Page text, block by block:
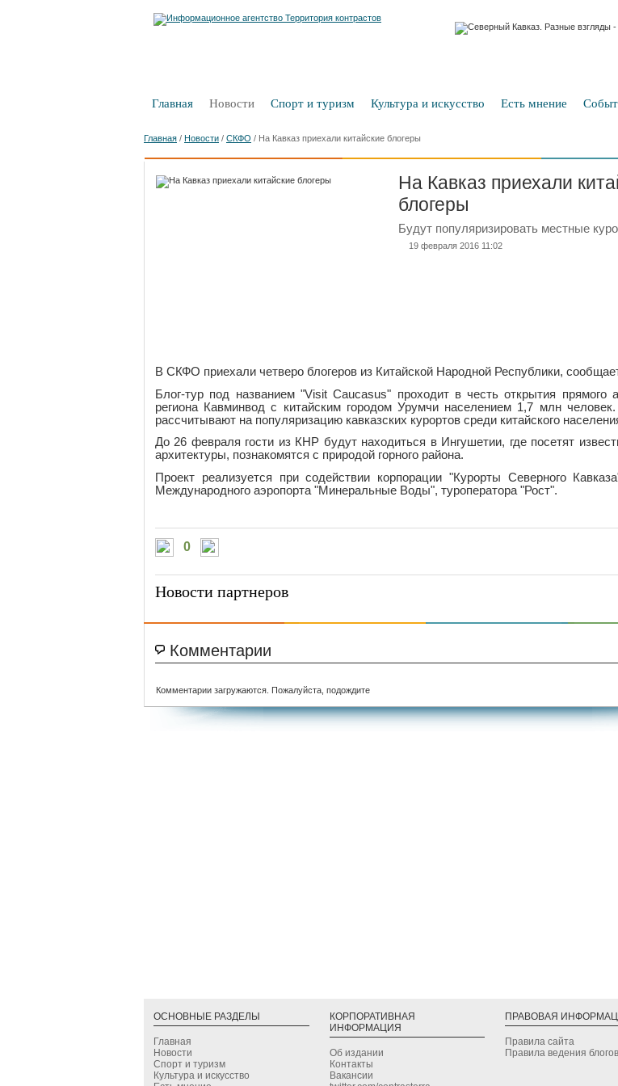
Главная Новости Спорт и туризм Культура и искусство Есть мнение
Главная / Новости / СКФО / На Кавказ приехали китайские блогеры
На Кавказ приехали
блогеры
Будут популяризировать местные
19 февраля 2016 11:02
В СКФО приехали четверо блогеров из Китайской Народной Республики,
Блог-тур под названием "Visit Caucasus" проходит в честь открытия прямого
региона Кавминвод с китайским городом Урумчи населением 1,7 млн человек.
рассчитывают на популяризацию кавказских курортов среди китайского
До 26 февраля гости из КНР будут находиться в Ингушетии, где посетят
архитектуры, познакомятся с природой горного района.
Проект реализуется при содействии корпорации "Курорты Северного
Международного аэропорта "Минеральные Воды", туроператора "Рост".
0
Новости партнеров
Комментарии
Комментарии загружаются. Пожалуйста, подождите
ОСНОВНЫЕ РАЗДЕЛЫ
Главная
Новости
Спорт и туризм
Культура и искусство
КОРПОРАТИВНАЯ
ИНФОРМАЦИЯ
Об издании
Контакты
Вакансии
ПРАВОВАЯ
Правила сайта
Правила ведения блогов